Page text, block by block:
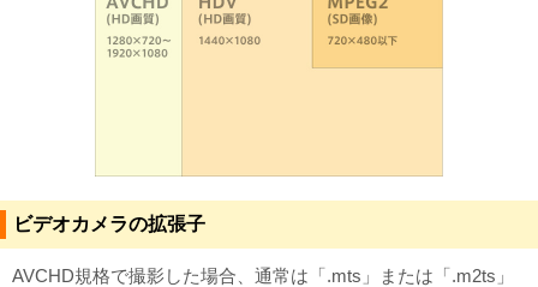
ビデオカメラの拡張子
AVCHD規格で撮影した場合、通常は「.mts」または「.m2ts」